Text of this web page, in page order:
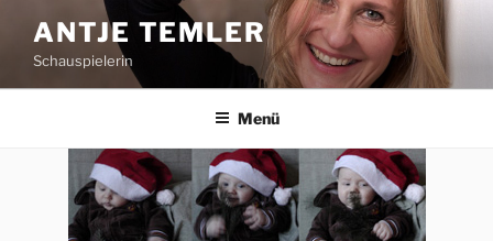
Inhalt
springen
ANTJE TEMLER
Schauspielerin
Menü